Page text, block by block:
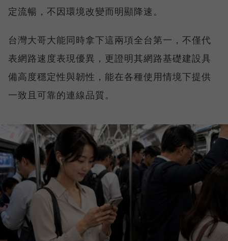
定流暢，不因環境改變而明顯降速。
台灣大哥大能同時拿下這兩項全台第一，不僅代
表網路速度表現優異，更證明其網路基礎建設具
備高度穩定性與韌性，能在各種使用情境下提供
一致且可靠的連線品質。